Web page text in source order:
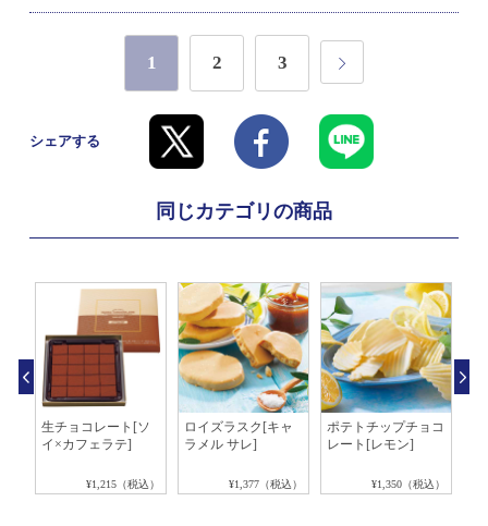
1 2 3
シェアする
同じカテゴリの商品
生チョコレート[ソ
イ×カフェラテ]
¥1,215（税込）
ロイズラスク[キャ
ラメル サレ]
¥1,377（税込）
ポテトチップチョコ
レート[レモン]
¥1,350（税込）